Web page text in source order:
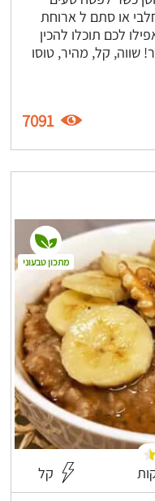
או סתם ל ארוחת
לכם תוכלו להכין
שווה, קל, מהיר, טוסו
7091
קל
מתכון טבעוני